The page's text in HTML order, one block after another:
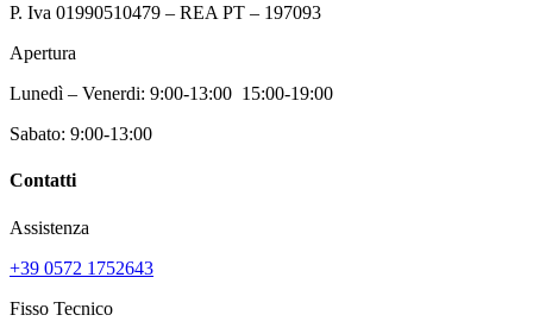
P. Iva 01990510479 – REA PT – 197093
Apertura
Lunedì – Venerdi: 9:00-13:00 15:00-19:00
Sabato: 9:00-13:00
Contatti
Assistenza
+39 0572 1752643
Fisso Tecnico